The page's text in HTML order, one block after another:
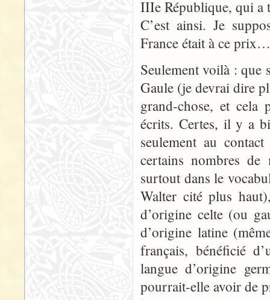
IIIe République, qui a
C’est ainsi. Je
France était à ce prix…
Seulement voilà : que
Gaule (je devrai dire
grand-chose, et cela
écrits. Certes, il y a
seulement au
certains nombres de
surtout dans le
Walter cité plus
d’origine celte (ou
d’origine latine
français, bénéficié
langue d’origine
pourrait-elle avoir de